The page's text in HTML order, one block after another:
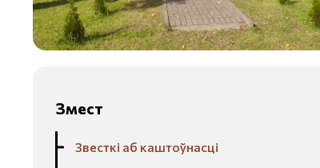
Змест
Звесткі аб каштоўнасці